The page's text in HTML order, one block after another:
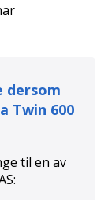
dersom
Twin 600
til en av
: